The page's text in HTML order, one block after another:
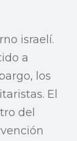
israelí.
a
los
El
del